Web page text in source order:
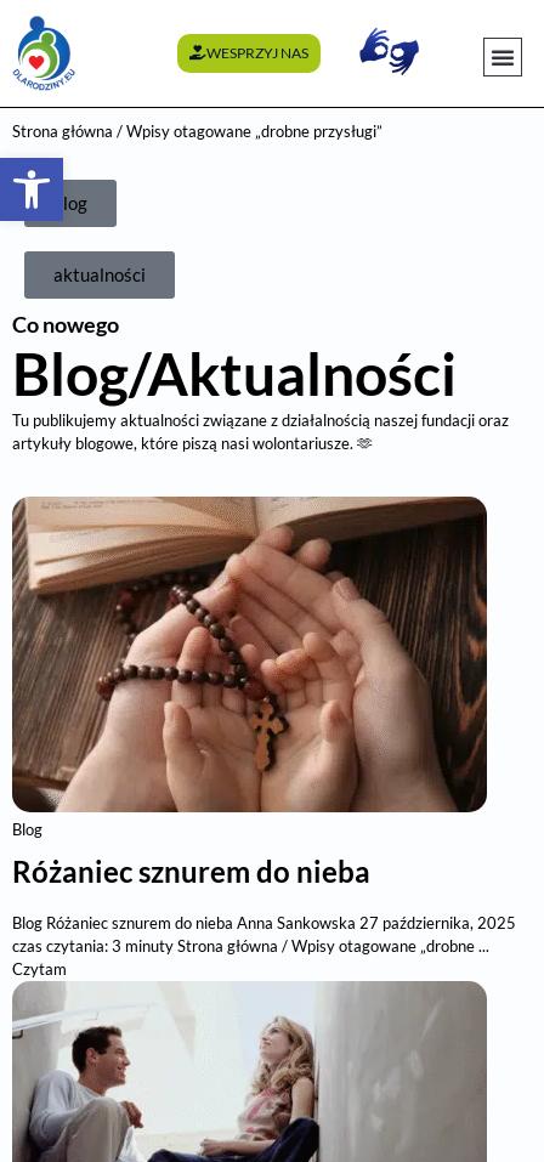
WESPRZYJ NAS
Strona główna / Wpisy otagowane „drobne przysługi”
blog
aktualności
Co nowego
Blog/Aktualności
Tu publikujemy aktualności związane z działalnością naszej fundacji oraz
artykuły blogowe, które piszą nasi wolontariusze. 🫶
Blog
Różaniec sznurem do nieba
Blog Różaniec sznurem do nieba Anna Sankowska 27 października, 2025
czas czytania: 3 minuty Strona główna / Wpisy otagowane „drobne ...
Czytam
Otwórz pasek narzędzi